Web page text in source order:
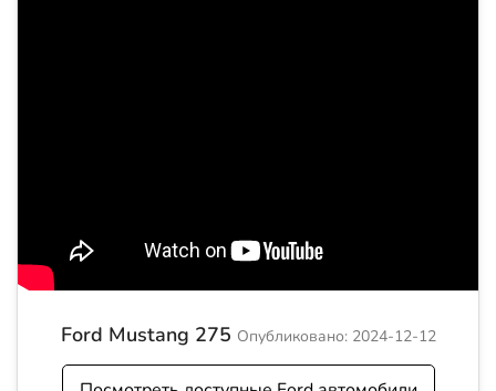
Ford Mustang 275 Опубликовано: 2024-12-12